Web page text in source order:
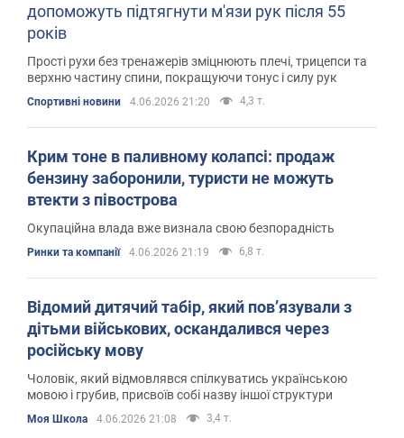
допоможуть підтягнути м'язи рук після 55
років
Прості рухи без тренажерів зміцнюють плечі, трицепси та
верхню частину спини, покращуючи тонус і силу рук
Спортивні новини 4.06.2026 21:20 4,3 т.
Крим тоне в паливному колапсі: продаж
бензину заборонили, туристи не можуть
втекти з півострова
Окупаційна влада вже визнала свою безпорадність
Ринки та компанії 4.06.2026 21:19 6,8 т.
Відомий дитячий табір, який повʼязували з
дітьми військових, оскандалився через
російську мову
Чоловік, який відмовлявся спілкуватись українською
мовою і грубив, присвоїв собі назву іншої структури
Моя Школа 4.06.2026 21:08 3,4 т.